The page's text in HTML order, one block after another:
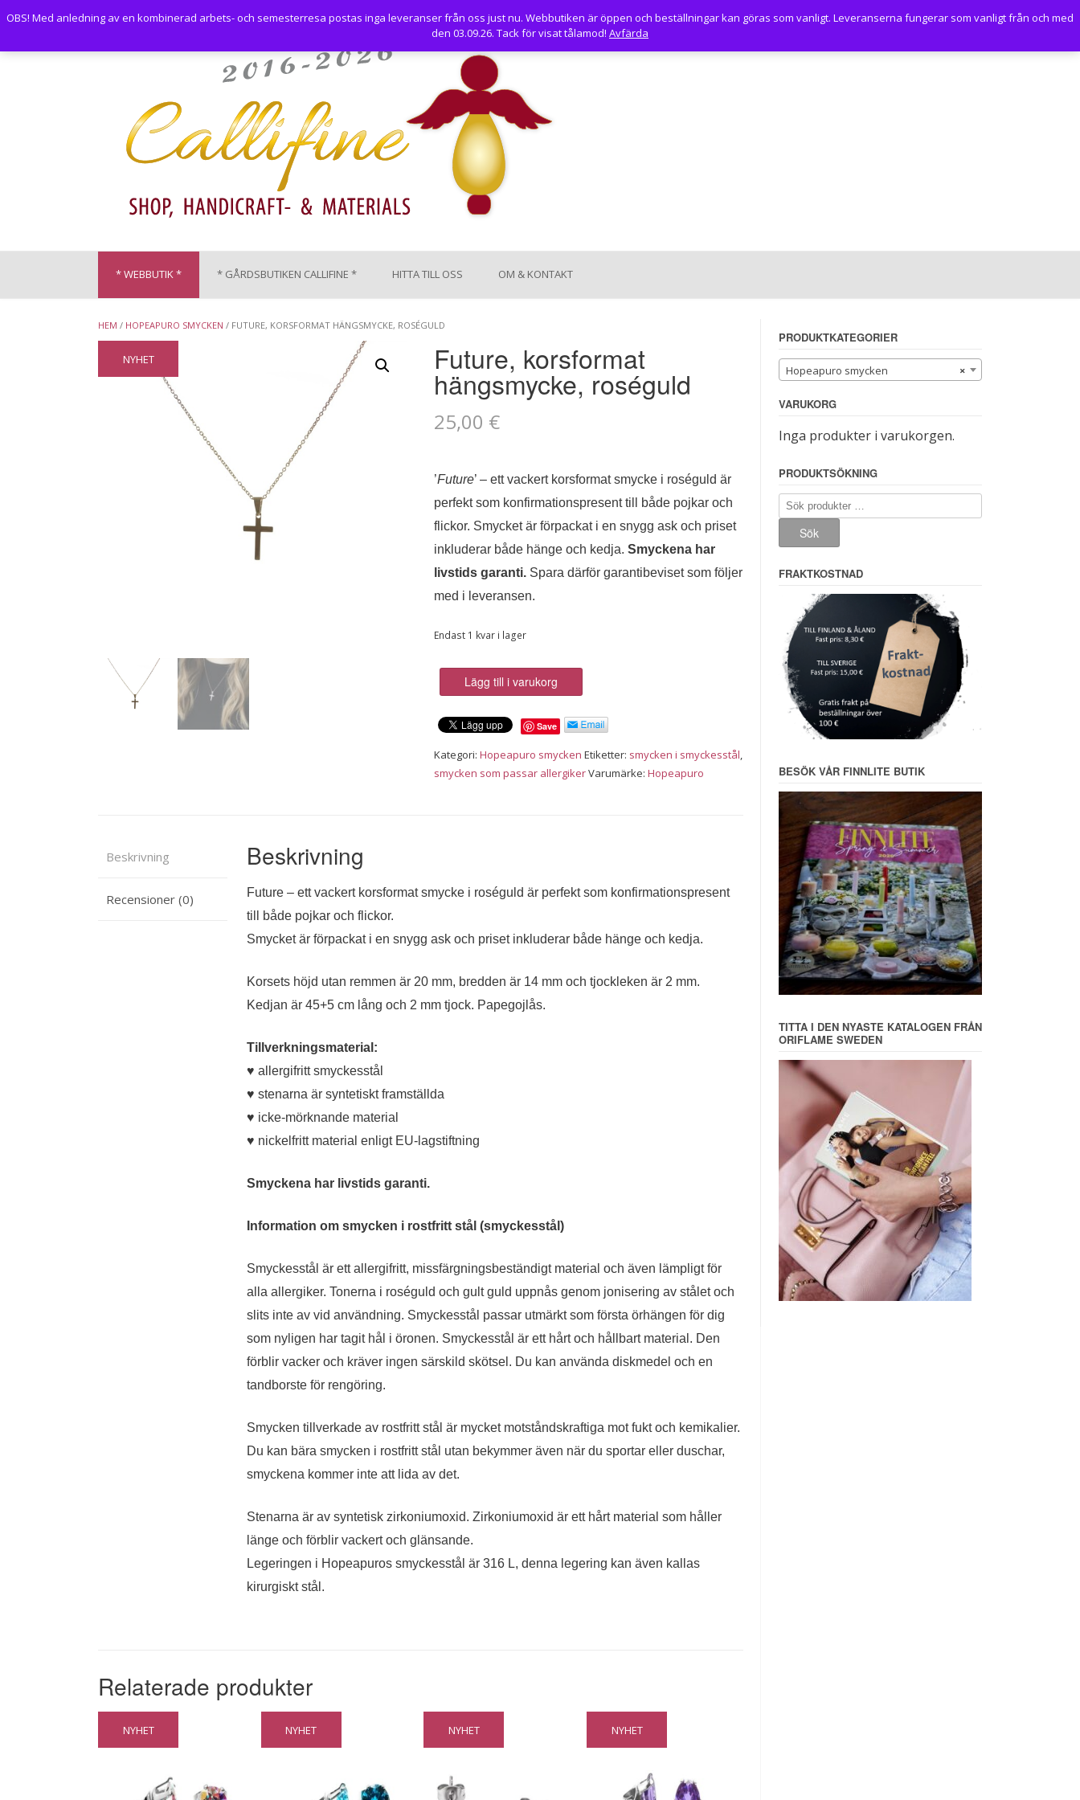
OBS! Med anledning av en kombinerad arbets- och semesterresa postas inga leveranser från oss just nu. Webbutiken är öppen och beställningar kan göras som vanligt. Leveranserna fungerar som vanligt från och med
den 03.09.26. Tack för visat tålamod! Avfärda
to
* WEBBUTIK * * GÅRDSBUTIKEN CALLIFINE * HITTA TILL OSS OM & KONTAKT
HEM / HOPEAPURO SMYCKEN / FUTURE, KORSFORMAT HÄNGSMYCKE, ROSÉGULD
NYHET Future, korsformat
hängsmycke, roséguld
25,00 €
’Future’ – ett vackert korsformat smycke i roséguld är
perfekt som konfirmationspresent till både pojkar och
flickor. Smycket är förpackat i en snygg ask och priset
inkluderar både hänge och kedja. Smyckena har
livstids garanti. Spara därför garantibeviset som följer
med i leveransen.
Endast 1 kvar i lager
Future,
korsformat
roséguld
mängd
Lägg till i varukorg
Save
Kategori: Hopeapuro smycken Etiketter: smycken i smyckesstål,
smycken som passar allergikerVarumärke: Hopeapuro
Beskrivning
Recensioner (0)
Beskrivning
Future – ett vackert korsformat smycke i roséguld är perfekt som konfirmationspresent
till både pojkar och flickor.
Smycket är förpackat i en snygg ask och priset inkluderar både hänge och kedja.
Korsets höjd utan remmen är 20 mm, bredden är 14 mm och tjockleken är 2 mm.
Kedjan är 45+5 cm lång och 2 mm tjock. Papegojlås.
Tillverkningsmaterial:
♥ allergifritt smyckesstål
♥ stenarna är syntetiskt framställda
♥ icke-mörknande material
♥ nickelfritt material enligt EU-lagstiftning
Smyckena har livstids garanti.
Information om smycken i rostfritt stål (smyckesstål)
Smyckesstål är ett allergifritt, missfärgningsbeständigt material och även lämpligt för
alla allergiker. Tonerna i roséguld och gult guld uppnås genom jonisering av stålet och
slits inte av vid användning. Smyckesstål passar utmärkt som första örhängen för dig
som nyligen har tagit hål i öronen. Smyckesstål är ett hårt och hållbart material. Den
förblir vacker och kräver ingen särskild skötsel. Du kan använda diskmedel och en
tandborste för rengöring.
Smycken tillverkade av rostfritt stål är mycket motståndskraftiga mot fukt och kemikalier.
Du kan bära smycken i rostfritt stål utan bekymmer även när du sportar eller duschar,
smyckena kommer inte att lida av det.
Stenarna är av syntetisk zirkoniumoxid. Zirkoniumoxid är ett hårt material som håller
länge och förblir vackert och glänsande.
Legeringen i Hopeapuros smyckesstål är 316 L, denna legering kan även kallas
kirurgiskt stål.
Relaterade produkter
NYHET NYHET NYHET NYHET
PRODUKTKATEGORIER
×
Hopeapuro smycken
VARUKORG
Inga produkter i varukorgen.
PRODUKTSÖKNING
Sök
efter:
Sök
FRAKTKOSTNAD
BESÖK VÅR FINNLITE BUTIK
TITTA I DEN NYASTE KATALOGEN FRÅN
ORIFLAME SWEDEN